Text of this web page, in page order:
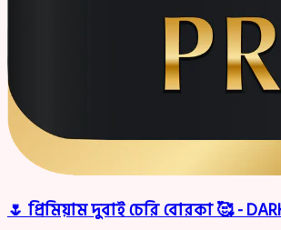
🌷 প্রিমিয়াম দুবাই চেরি বোরকা 🥰 -